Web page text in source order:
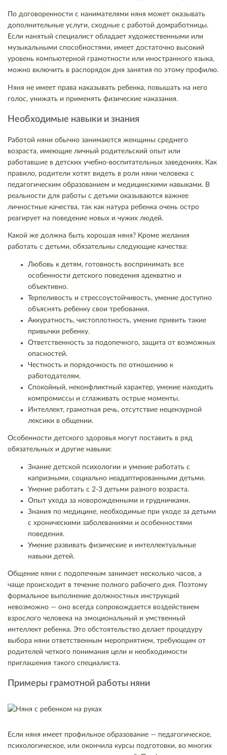
По договоренности с нанимателями няня может оказывать
дополнительные услуги, сходные с работой домработницы.
Если нанятый специалист обладает художественными или
музыкальными способностями, имеет достаточно высокий
уровень компьютерной грамотности или иностранного языка,
можно включить в распорядок дня занятия по этому профилю.
Няня не имеет права наказывать ребенка, повышать на него
голос, унижать и применять физические наказания.
Необходимые навыки и знания
Работой няни обычно занимаются женщины среднего
возраста, имеющие личный родительский опыт или
работавшие в детских учебно-воспитательных заведениях. Как
правило, родители хотят видеть в роли няни человека с
педагогическим образованием и медицинскими навыками. В
реальности для работы с детьми оказываются важнее
личностные качества, так как натура ребенка очень остро
реагирует на поведение новых и чужих людей.
Какой же должна быть хорошая няня? Кроме желания
работать с детьми, обязательны следующие качества:
Любовь к детям, готовность воспринимать все
особенности детского поведения адекватно и
объективно.
Терпеливость и стрессоустойчивость, умение доступно
объяснять ребенку свои требования.
Аккуратность, чистоплотность, умение привить такие
привычки ребенку.
Ответственность за подопечного, защита от возможных
опасностей.
Честность и порядочность по отношению к
работодателям.
Спокойный, неконфликтный характер, умение находить
компромиссы и сглаживать острые моменты.
Интеллект, грамотная речь, отсутствие нецензурной
лексики в общении.
Особенности детского здоровья могут поставить в ряд
обязательных и другие навыки:
Знание детской психологии и умение работать с
капризными, социально неадаптированными детьми.
Умение работать с 2-3 детьми разного возраста.
Опыт ухода за новорожденными и грудничками.
Знания по медицине, необходимые при уходе за детьми
с хроническими заболеваниями и особенностями
поведения.
Умение развивать физические и интеллектуальные
навыки детей.
Общение няни с подопечным занимает несколько часов, а
чаще происходит в течение полного рабочего дня. Поэтому
формальное выполнение должностных инструкций
невозможно — оно всегда сопровождается воздействием
взрослого человека на эмоциональный и умственный
интеллект ребенка. Это обстоятельство делает процедуру
выбора няни ответственным мероприятием, требующим от
родителей четкого понимания цели и необходимости
приглашения такого специалиста.
Примеры грамотной работы няни
Если няня имеет профильное образование — педагогическое,
психологическое, или окончила курсы подготовки, во многих